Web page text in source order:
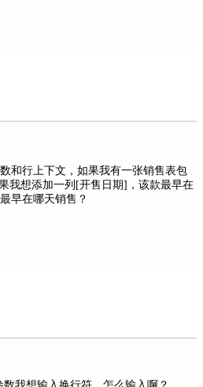
和行上下文，如果我有一张销售表包
我想添加一列[开售日期]，该款最早在
早在哪天销售？